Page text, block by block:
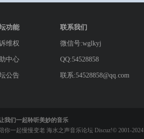
功能
维权
中心
公告
联系我们
微信号:wglkyj
QQ:54528858
联系:54528858@qq.com
我们一起聆听美妙的音乐
你一起慢慢变老 海水之声音乐论坛 Discuz!© 2001-2024